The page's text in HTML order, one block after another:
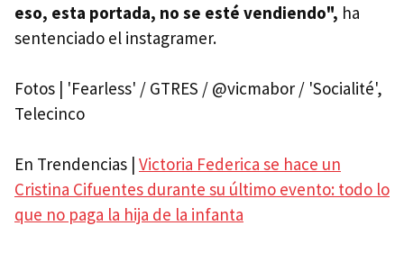
eso, esta portada, no se esté vendiendo", ha
sentenciado el instagramer.
Fotos | 'Fearless' / GTRES / @vicmabor / 'Socialité',
Telecinco
En Trendencias | Victoria Federica se hace un
Cristina Cifuentes durante su último evento: todo lo
que no paga la hija de la infanta